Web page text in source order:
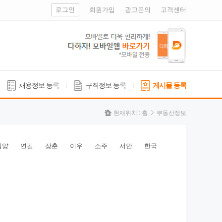
로그인 회원가입 광고문의 고객센터
채용정보 등록 구직정보 등록 게시물 등록
현재위치 : 홈 부동산정보
양 연길 장춘 이우 소주 서안 한국